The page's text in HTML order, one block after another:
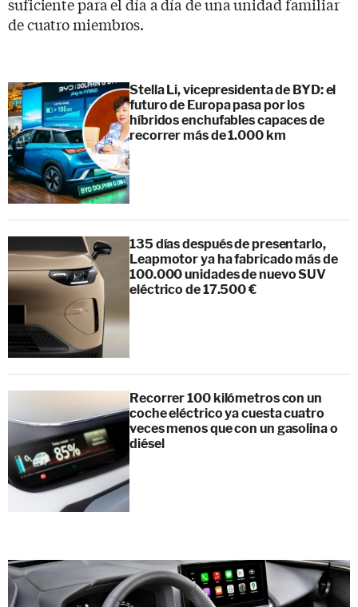
de cuatro miembros.
Stella Li, vicepresidenta de BYD: el
futuro de Europa pasa por los
híbridos enchufables capaces de
recorrer más de 1.000 km
135 días después de presentarlo,
Leapmotor ya ha fabricado más de
100.000 unidades de nuevo SUV
eléctrico de 17.500 €
Recorrer 100 kilómetros con un
coche eléctrico ya cuesta cuatro
veces menos que con un gasolina o
diésel